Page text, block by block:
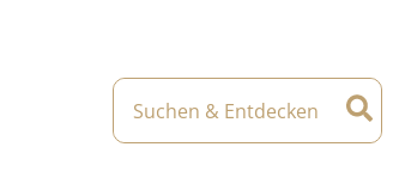
Search
for: